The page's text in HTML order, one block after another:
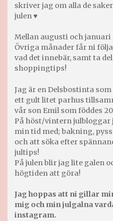
skriver jag om alla de
julen ♥
Mellan augusti och januari
Övriga månader får ni
vad det innebär, samt ta
shoppingtips!
Jag är en Delsbostinta
ett gult litet parhus
vår son Emil som föddes
På höst/vintern julbloggar
min tid med; bakning,
och att söka efter
jultips!
På julen blir jag lite galen
högtiden att göra!
Jag hoppas att ni gillar
mig och min julgalna
instagram.